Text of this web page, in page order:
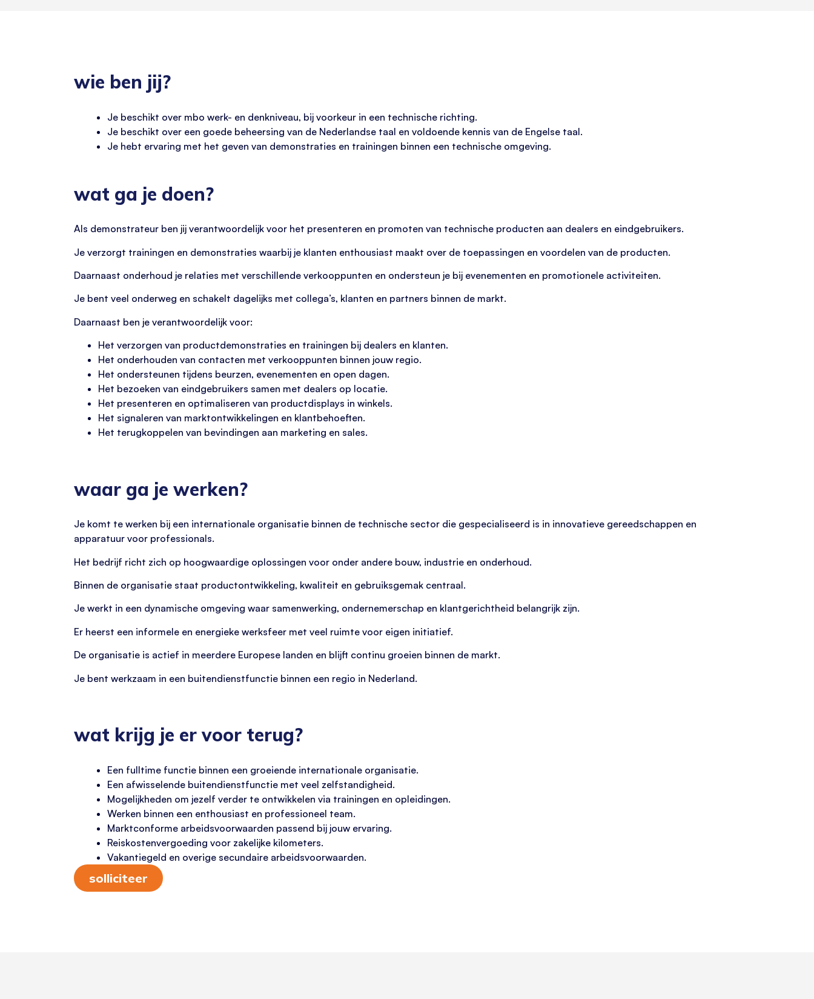
wie ben jij?
Je beschikt over mbo werk- en denkniveau, bij voorkeur in een technische richting.
Je beschikt over een goede beheersing van de Nederlandse taal en voldoende kennis van de Engelse taal.
Je hebt ervaring met het geven van demonstraties en trainingen binnen een technische omgeving.
wat ga je doen?
Als demonstrateur ben jij verantwoordelijk voor het presenteren en promoten van technische producten aan dealers en eindgebruikers.
Je verzorgt trainingen en demonstraties waarbij je klanten enthousiast maakt over de toepassingen en voordelen van de producten.
Daarnaast onderhoud je relaties met verschillende verkooppunten en ondersteun je bij evenementen en promotionele activiteiten.
Je bent veel onderweg en schakelt dagelijks met collega’s, klanten en partners binnen de markt.
Daarnaast ben je verantwoordelijk voor:
Het verzorgen van productdemonstraties en trainingen bij dealers en klanten.
Het onderhouden van contacten met verkooppunten binnen jouw regio.
Het ondersteunen tijdens beurzen, evenementen en open dagen.
Het bezoeken van eindgebruikers samen met dealers op locatie.
Het presenteren en optimaliseren van productdisplays in winkels.
Het signaleren van marktontwikkelingen en klantbehoeften.
Het terugkoppelen van bevindingen aan marketing en sales.
waar ga je werken?
Je komt te werken bij een internationale organisatie binnen de technische sector die gespecialiseerd is in innovatieve gereedschappen en
apparatuur voor professionals.
Het bedrijf richt zich op hoogwaardige oplossingen voor onder andere bouw, industrie en onderhoud.
Binnen de organisatie staat productontwikkeling, kwaliteit en gebruiksgemak centraal.
Je werkt in een dynamische omgeving waar samenwerking, ondernemerschap en klantgerichtheid belangrijk zijn.
Er heerst een informele en energieke werksfeer met veel ruimte voor eigen initiatief.
De organisatie is actief in meerdere Europese landen en blijft continu groeien binnen de markt.
Je bent werkzaam in een buitendienstfunctie binnen een regio in Nederland.
wat krijg je er voor terug?
Een fulltime functie binnen een groeiende internationale organisatie.
Een afwisselende buitendienstfunctie met veel zelfstandigheid.
Mogelijkheden om jezelf verder te ontwikkelen via trainingen en opleidingen.
Werken binnen een enthousiast en professioneel team.
Marktconforme arbeidsvoorwaarden passend bij jouw ervaring.
Reiskostenvergoeding voor zakelijke kilometers.
Vakantiegeld en overige secundaire arbeidsvoorwaarden.
solliciteer